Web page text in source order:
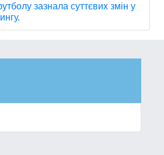
зазнала суттєвих змін у